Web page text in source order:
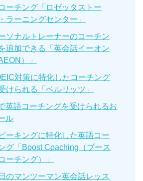
ーチング「ロゼッタストー
ラーニングセンター」
ソナルトレーナーのコーチン
追加できる「英会話イーオン
）」
対策に特化したコーチング
けられる「ベルリッツ」
英語コーチングを受けられるお
ル
ーキングに特化した英語コー
グ「Boost Coaching（ブース
ーチング）」
のマンツーマン英会話レッス